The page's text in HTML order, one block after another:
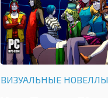
ВИЗУАЛЬНЫЕ НОВЕЛЛЫ